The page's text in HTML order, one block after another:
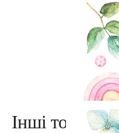
Інші товари з